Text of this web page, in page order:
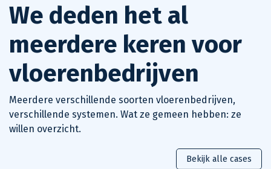
We deden het al
meerdere keren voor
vloerenbedrijven
Meerdere verschillende soorten vloerenbedrijven,
verschillende systemen. Wat ze gemeen hebben: ze
willen overzicht.
Bekijk alle cases